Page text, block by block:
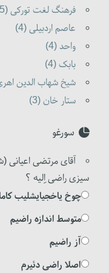
فرهنگ لغت تورکی (5)
عاصم اردبیلی (4)
واحد (4)
بابک (4)
شیخ شهاب الدین
ستار خان (3)
سورغو
آقای مرتضی اعیانی
سیزی راضی اِلیه ؟
چوخ یاخجیایشلیب
متوسط اندازه راضیم
آز راضیم
اصلا راضی دئیرم